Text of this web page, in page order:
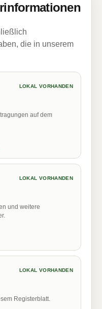
die in unserem
LOKAL VORHANDEN
auf dem
LOKAL VORHANDEN
und weitere
LOKAL VORHANDEN
Registerblatt.